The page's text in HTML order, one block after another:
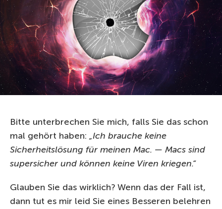
Bitte unterbrechen Sie mich, falls Sie das schon
mal gehört haben: „Ich brauche keine
Sicherheitslösung für meinen Mac. — Macs sind
supersicher und können keine Viren kriegen.“
Glauben Sie das wirklich? Wenn das der Fall ist,
dann tut es mir leid Sie eines Besseren belehren